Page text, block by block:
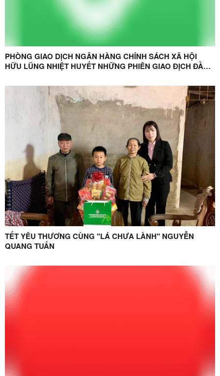
PHÒNG GIAO DỊCH NGÂN HÀNG CHÍNH SÁCH XÃ HỘI
HỮU LŨNG NHIỆT HUYẾT NHỮNG PHIÊN GIAO ĐỊCH ĐẦU
TẾT YÊU THƯƠNG CÙNG "LÁ CHƯA LÀNH" NGUYỄN
QUANG TUẤN